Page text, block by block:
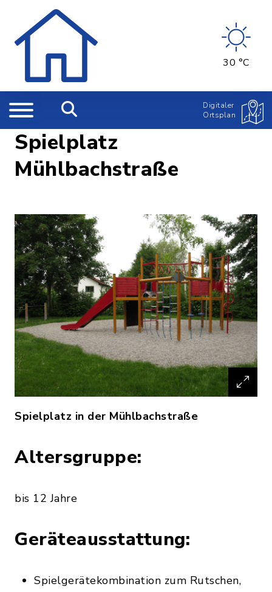
30 °C
Digitaler
Ortsplan
Spielplatz
Mühlbachstraße
Spielplatz in der Mühlbachstraße
Altersgruppe:
bis 12 Jahre
Geräteausstattung:
Spielgerätekombination zum Rutschen,